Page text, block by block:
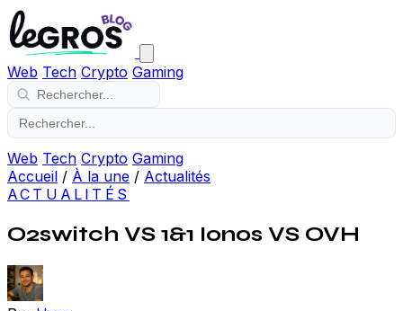
Web Tech Crypto Gaming
Web Tech Crypto Gaming
Accueil / À la une / Actualités
ACTUALITÉS
O2switch VS 1&1 Ionos VS OVH